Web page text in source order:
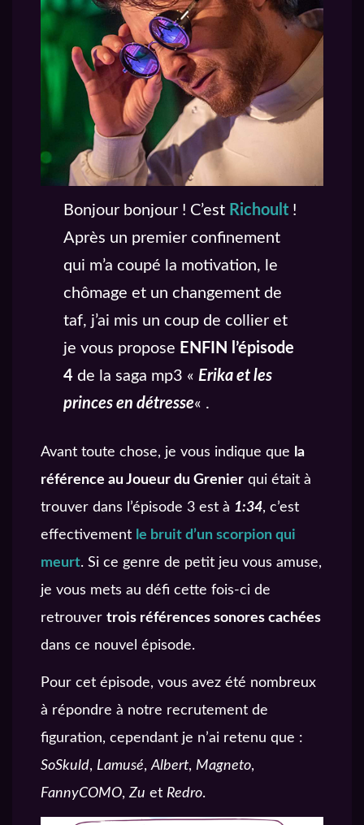
Bonjour bonjour ! C’est Richoult!
Après un premier confinement
qui m’a coupé la motivation, le
chômage et un changement de
taf, j’ai mis un coup de collier et
je vous propose ENFIN l’épisode
4 de la saga mp3 « Erika et les
princes en détresse« .
Avant toute chose, je vous indique que la
référence au Joueur du Grenier qui était à
trouver dans l’épisode 3 est à 1:34, c’est
effectivement le bruit d’un scorpion qui
meurt. Si ce genre de petit jeu vous amuse,
je vous mets au défi cette fois-ci de
retrouver trois références sonores cachées
dans ce nouvel épisode.
Pour cet épisode, vous avez été nombreux
à répondre à notre recrutement de
figuration, cependant je n’ai retenu que :
SoSkuld, Lamusé,Albert, Magneto,
FannyCOMO,Zu et Redro.